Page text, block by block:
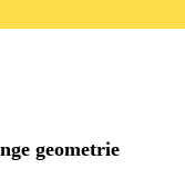
geometrie